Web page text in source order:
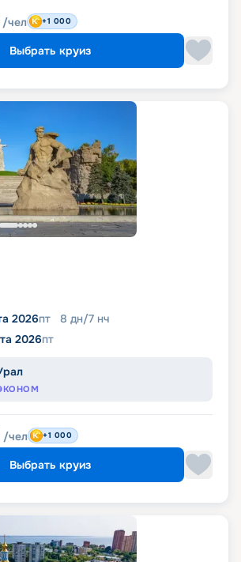
/чел +1 000
Выбрать круиз
2026пт 8 дн/7 нч
2026пт
/чел +1 000
Выбрать круиз